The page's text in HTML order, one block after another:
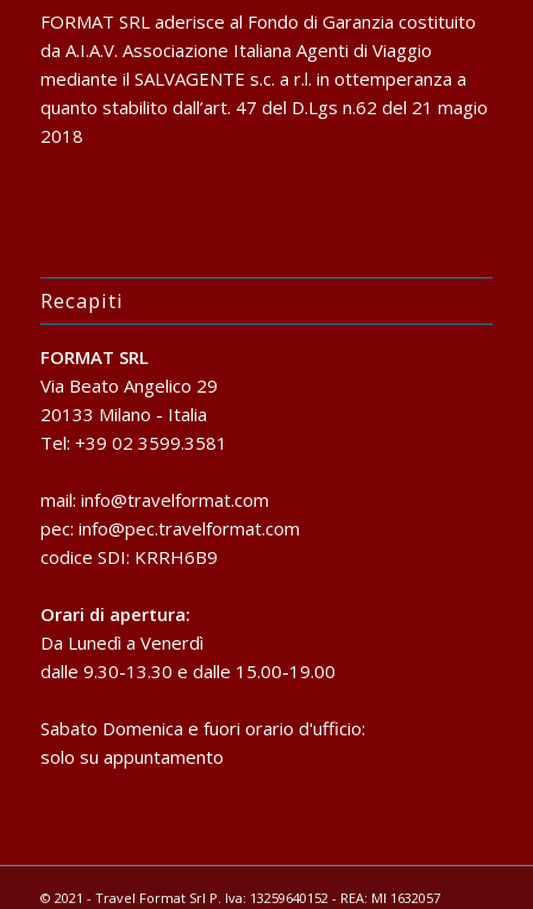
FORMAT SRL aderisce al Fondo di Garanzia costituito
da A.I.A.V. Associazione Italiana Agenti di Viaggio
mediante il SALVAGENTE s.c. a r.l. in ottemperanza a
quanto stabilito dall’art. 47 del D.Lgs n.62 del 21 magio
2018
Recapiti
FORMAT SRL
Via Beato Angelico 29
20133 Milano - Italia
Tel: +39 02 3599.3581
mail: info@travelformat.com
pec: info@pec.travelformat.com
codice SDI: KRRH6B9
Orari di apertura:
Da Lunedì a Venerdì
dalle 9.30-13.30 e dalle 15.00-19.00
Sabato Domenica e fuori orario d'ufficio:
solo su appuntamento
© 2021 - Travel Format Srl P. Iva: 13259640152 - REA: MI 1632057